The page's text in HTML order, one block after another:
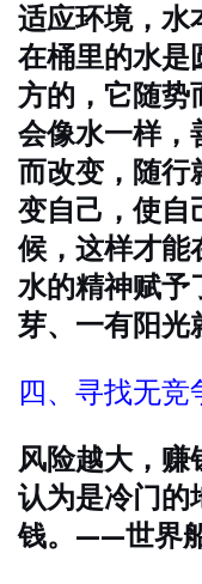
适应环境，水
在桶里的水是
方的，它随势
会像水一样，
而改变，随行
变自己，使自
候，这样才能
水的精神赋予
芽、一有阳光
四、寻找无竞
风险越大，赚
认为是冷门的
钱。——世界